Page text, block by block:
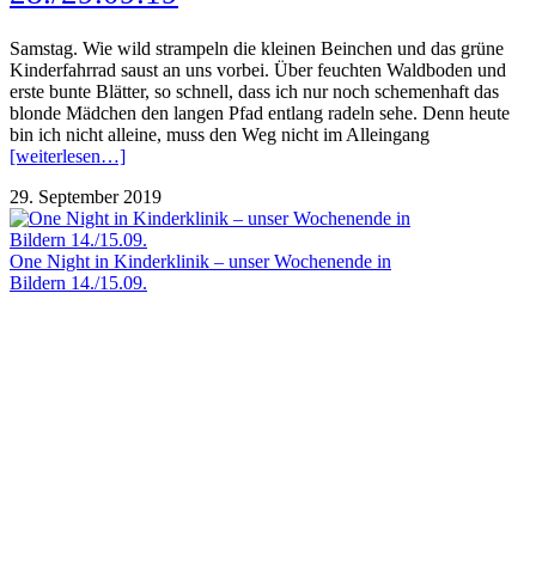
Samstag. Wie wild strampeln die kleinen Beinchen und das grüne
Kinderfahrrad saust an uns vorbei. Über feuchten Waldboden und
erste bunte Blätter, so schnell, dass ich nur noch schemenhaft das
blonde Mädchen den langen Pfad entlang radeln sehe. Denn heute
bin ich nicht alleine, muss den Weg nicht im Alleingang
[weiterlesen…]
29. September 2019
One Night in Kinderklinik – unser Wochenende in
Bildern 14./15.09.